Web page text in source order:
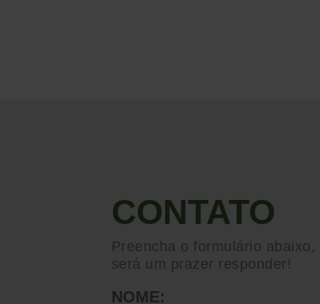
CONTATO
Preencha o formulário abaixo,
será um prazer responder!
NOME: